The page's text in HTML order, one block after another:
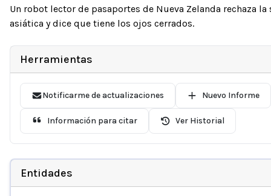
Un robot lector de pasaportes de Nueva Zelanda rechaza
asiática y dice que tiene los ojos cerrados.
Herramientas
Notificarme de actualizaciones Nuevo Informe
Información para citar Ver Historial
Entidades